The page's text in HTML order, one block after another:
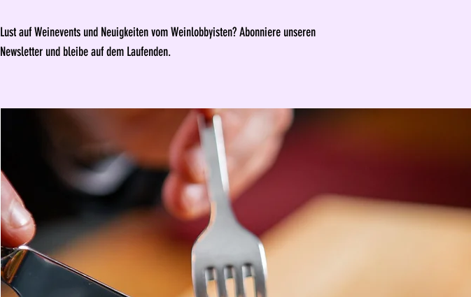
Lust auf Weinevents und Neuigkeiten vom Weinlobbyisten? Abonniere unseren
Newsletter und bleibe auf dem Laufenden.